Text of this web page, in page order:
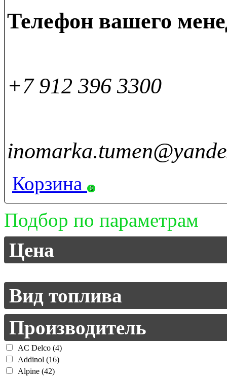
Телефон вашего
+7 912 396 3300
Корзина 0
Подбор по параметрам
Цена
Вид топлива
Производитель
AC Delco (4)
Addinol (16)
Alpine (42)